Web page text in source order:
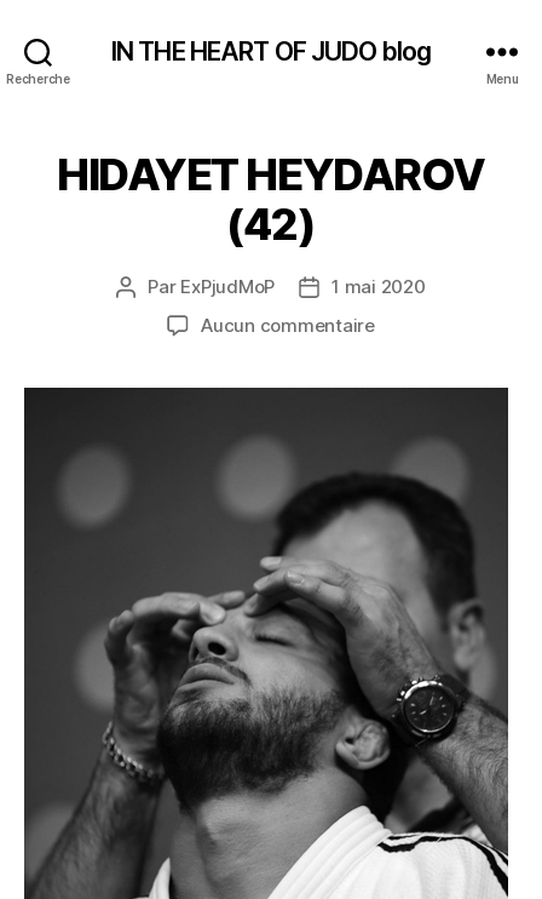
Recherche
IN THE HEART OF JUDO blog
Menu
HIDAYET HEYDAROV
(42)
Auteur
l’article
Par ExPjudMoP
Date1 mai 2020
Aucun commentairesur